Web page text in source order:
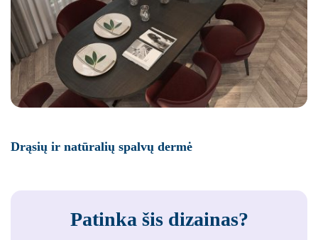
Drąsių ir natūralių spalvų dermė
Patinka šis dizainas?